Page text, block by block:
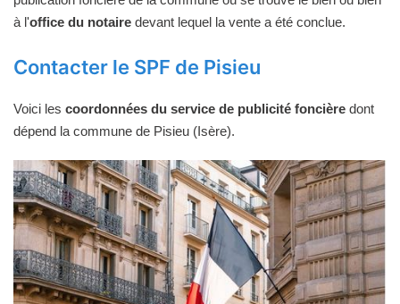
à l'office du notaire devant lequel la vente a été conclue.
Contacter le SPF de Pisieu
Voici les coordonnées du service de publicité foncière dont
dépend la commune de Pisieu (Isère).